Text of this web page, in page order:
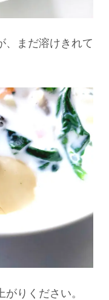
、まだ溶けきれて
りください。